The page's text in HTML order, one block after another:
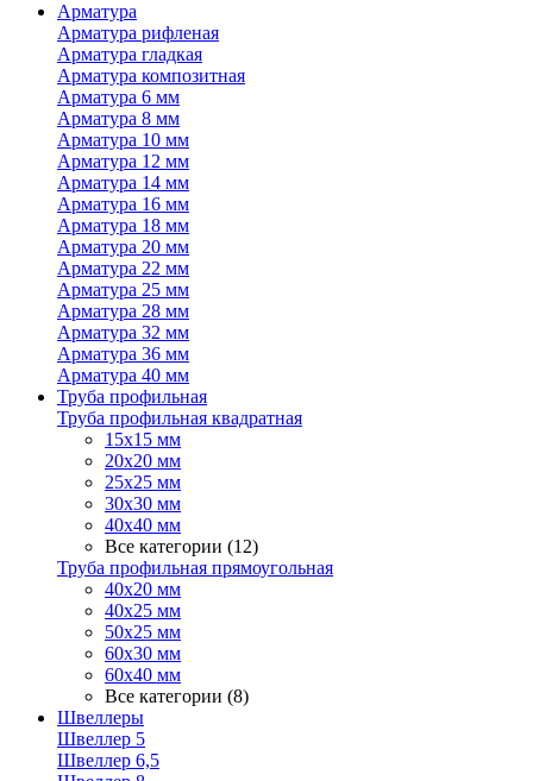
Арматура
Арматура рифленая
Арматура гладкая
Арматура композитная
Арматура 6 мм
Арматура 8 мм
Арматура 10 мм
Арматура 12 мм
Арматура 14 мм
Арматура 16 мм
Арматура 18 мм
Арматура 20 мм
Арматура 22 мм
Арматура 25 мм
Арматура 28 мм
Арматура 32 мм
Арматура 36 мм
Арматура 40 мм
Труба профильная
Труба профильная квадратная
15х15 мм
20х20 мм
25х25 мм
30х30 мм
40х40 мм
Все категории (12)
Труба профильная прямоугольная
40х20 мм
40х25 мм
50х25 мм
60х30 мм
60х40 мм
Все категории (8)
Швеллеры
Швеллер 5
Швеллер 6,5